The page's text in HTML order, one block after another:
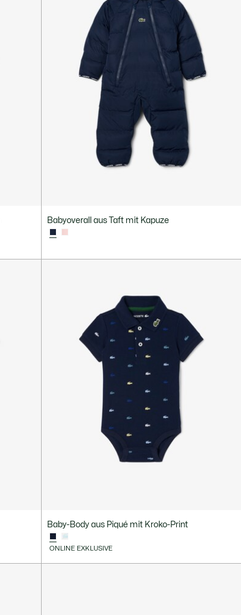
Babyoverall aus Taft mit Kapuze
Baby-Body aus Piqué mit Kroko-Print
ONLINE EXKLUSIVE